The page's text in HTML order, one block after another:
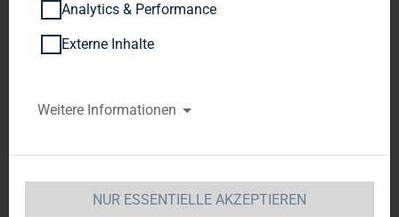
TAG Immobilien AG:
Veröffentlichung gemäß §
26 Abs. 1 WpHG mit dem
Verbreitung
TAG Immobilien AG 19.12.2012
Analytics & Performance
Externe Inhalte
Weitere Informationen
NUR ESSENTIELLE AKZEPTIEREN